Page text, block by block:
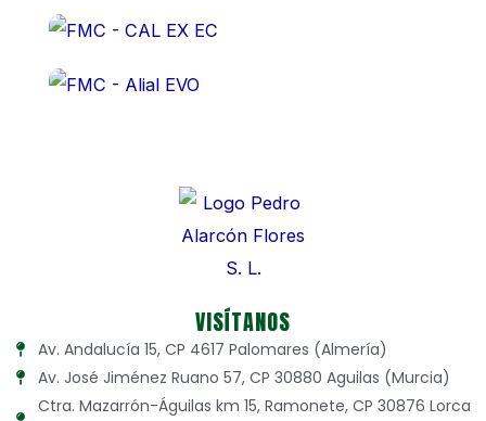
VISÍTANOS
Av. Andalucía 15, CP 4617 Palomares (Almería)
Av. José Jiménez Ruano 57, CP 30880 Aguilas (Murcia)
Ctra. Mazarrón-Águilas km 15, Ramonete, CP 30876 Lorca